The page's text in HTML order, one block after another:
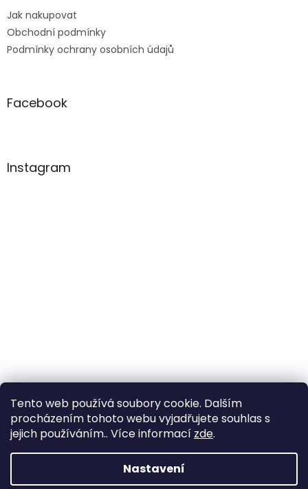
Tento web používá soubory cookie. Dalším
procházením tohoto webu vyjadřujete souhlas s
jejich používáním.. Více informací zde.
Nastavení
Jak nakupovat
Obchodní podmínky
Podmínky ochrany osobních údajů
Facebook
Instagram
Sledovat na Instagramu
Vytvořil Shoptet